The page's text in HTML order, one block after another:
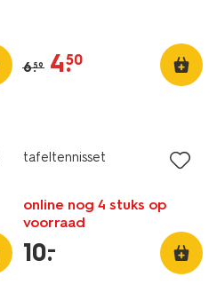
6.59 4.
50
tafeltennisset
online nog 4 stuks op
voorraad
10.
–